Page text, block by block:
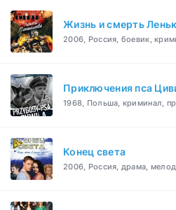
Жизнь и смерть
2006, Россия, боевик,
Приключения пса
1968, Польша, криминал,
Конец света
2006, Россия, драма,